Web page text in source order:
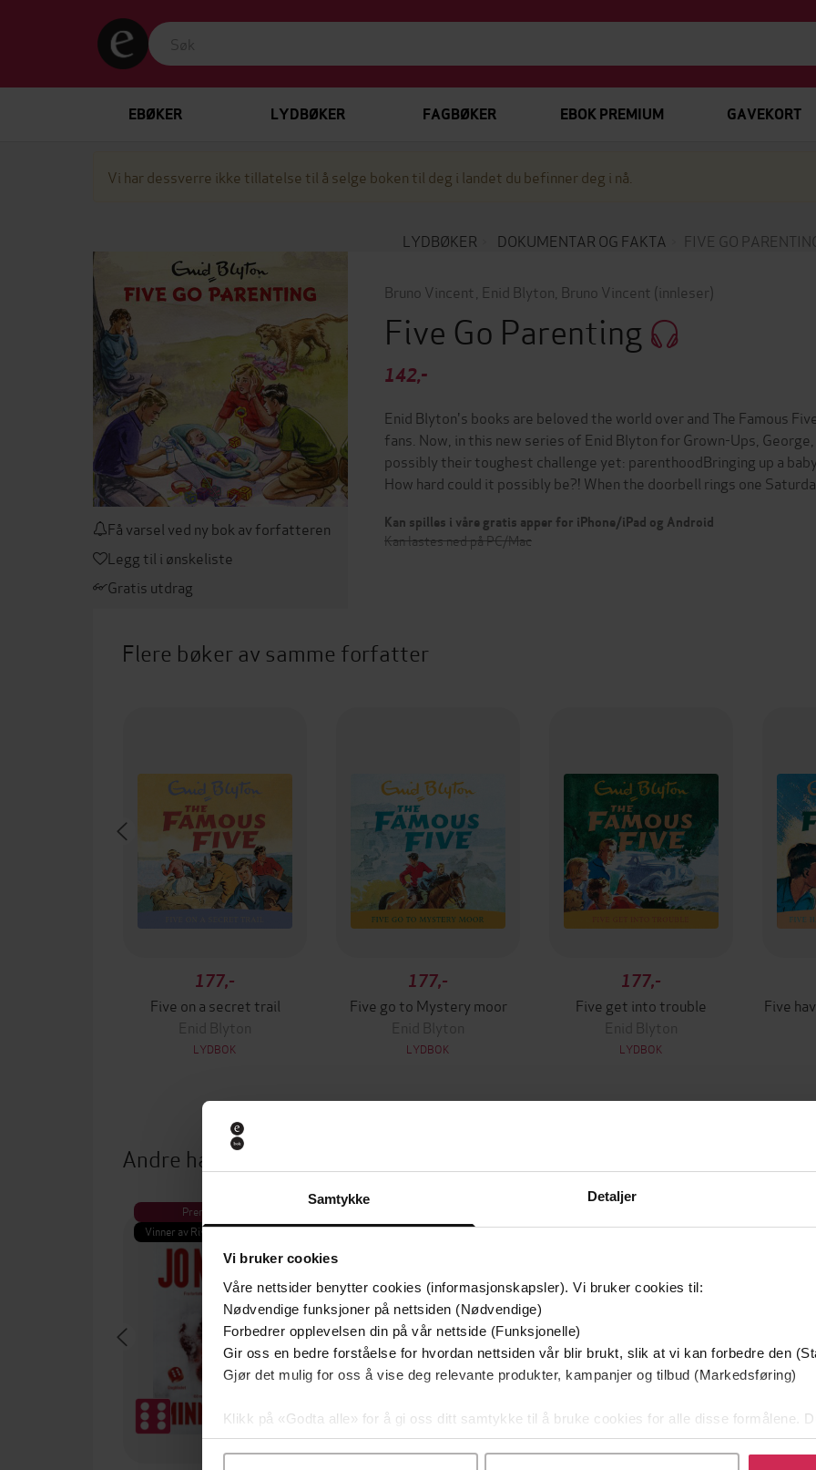
Samtykke Detaljer
Vi bruker cookies
Våre nettsider benytter cookies (informasjonskapsler). Vi bruker cookies til:
Nødvendige funksjoner på nettsiden (Nødvendige)
Forbedrer opplevelsen din på vår nettside (Funksjonelle)
Gir oss en bedre forståelse for hvordan nettsiden vår blir brukt, slik at vi kan forbedre den
Gjør det mulig for oss å vise deg relevante produkter, kampanjer og tilbud (Markedsføring)
Klikk på «Godta alle» for å gi oss ditt samtykke til å bruke cookies for alle disse formålene.
samtykke til spesifikke formål ved å klikke på «Tilpass». Du kan når som helst trekke
EBØKER LYDBØKER FAGBØKER EBOK PREMIUM GAVEKORT
Vi har dessverre ikke tillatelse til å selge boken til deg i landet du befinner deg i nå.
LYDBØKER DOKUMENTAR OG FAKTA FIVE GO
Få varsel ved ny bok av forfatteren
Legg til i ønskeliste
Gratis utdrag
Bruno Vincent Enid Blyton Bruno Vincent (innleser)
Five Go Parenting
142,-
Enid Blyton's books are beloved the world over and The Famous
fans. Now, in this new series of Enid Blyton for Grown-Ups,
possibly their toughest challenge yet: parenthoodBringing up a
How hard could it possibly be?! When the doorbell rings one
Kan spilles i våre gratis apper for iPhone/iPad og Android
Kan lastes ned på PC/Mac
Flere bøker av samme forfatter
177,-
Five on a secret trail
Enid Blyton
LYDBOK
177,-
Five go to Mystery moor
Enid Blyton
LYDBOK
177,-
Five get into trouble
Enid Blyton
LYDBOK
Five
Andre har også kjøpt
Premium
Vinner av Rivertonprisen
Første gang på tilbud